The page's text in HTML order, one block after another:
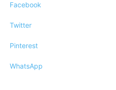
Facebook
Twitter
Pinterest
WhatsApp